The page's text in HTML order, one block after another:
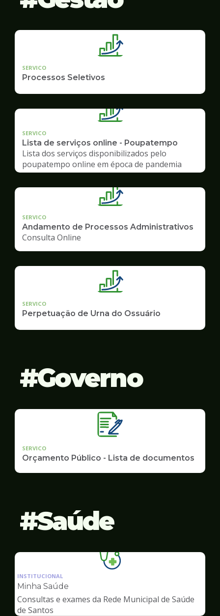
SERVICO
Processos Seletivos
SERVICO
Lista de serviços online - Poupatempo
Lista dos serviços disponibilizados pelo
poupatempo online em época de pandemia
SERVICO
Andamento de Processos Administrativos
Consulta Online
SERVICO
Perpetuação de Urna do Ossuário
Governo
SERVICO
Orçamento Público - Lista de documentos
Saúde
Ilustração
da
de
Saúde
INSTITUCIONAL
Minha Saúde
Consultas e exames da Rede Municipal de Saúde
de Santos